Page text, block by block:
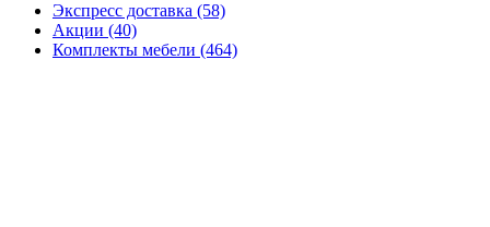
Экспресс доставка (58)
Акции (40)
Комплекты мебели (464)